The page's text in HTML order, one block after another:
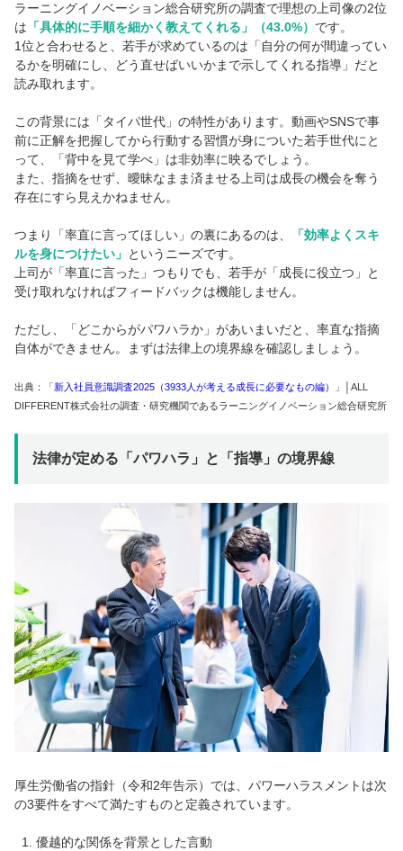
ラーニングイノベーション総合研究所の調査で理想の上司像の2位
は 「具体的に手順を細かく教えてくれる」（43.0%） です。
1位と合わせると、若手が求めているのは「自分の何が間違ってい
るかを明確にし、どう直せばいいかまで示してくれる指導」だと
読み取れます。
この背景には「タイパ世代」の特性があります。動画やSNSで事
前に正解を把握してから行動する習慣が身についた若手世代にと
って、「背中を見て学べ」は非効率に映るでしょう。
また、指摘をせず、曖昧なまま済ませる上司は成長の機会を奪う
存在にすら見えかねません。
つまり「率直に言ってほしい」の裏にあるのは、
「効率よくスキ
ルを身につけたい」 というニーズです。
上司が「率直に言った」つもりでも、若手が「成長に役立つ」と
受け取れなければフィードバックは機能しません。
ただし、「どこからがパワハラか」があいまいだと、率直な指摘
自体ができません。まずは法律上の境界線を確認しましょう。
出典：「新入社員意識調査2025（3933人が考える成長に必要なもの編）
」│ALL
DIFFERENT株式会社の調査・研究機関であるラーニングイノベーション総合研究所
法律が定める「パワハラ」と「指導」の境界線
厚生労働省の指針（令和2年告示）では、パワーハラスメントは次
の3要件をすべて満たすものと定義されています。
優越的な関係を背景とした言動